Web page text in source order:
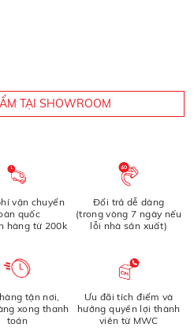
TẠI SHOWROOM
vận chuyển
quốc
hàng từ 200k
Đổi trả dễ dàng
(trong vòng 7 ngày nếu
lỗi nhà sản xuất)
tận nơi,
xong thanh
toán
Ưu đãi tích điểm và
hưởng quyền lợi thành
viên từ MWC